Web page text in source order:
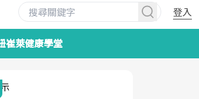
登入
崔萊健康學堂